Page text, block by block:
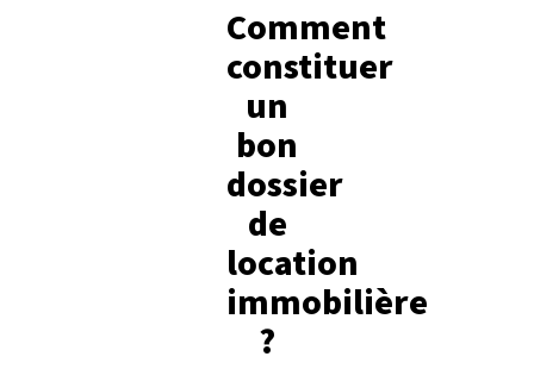
Comment
constituer
un
bon
dossier
de
location
immobilière
?